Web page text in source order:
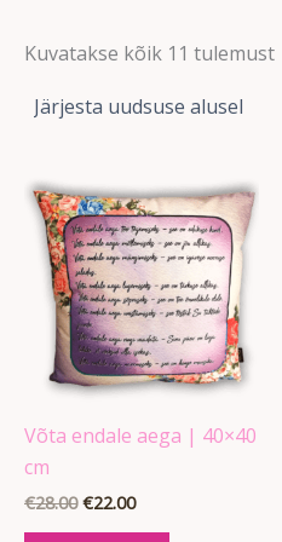
Kuvatakse kõik 11 tulemust
Võta endale aega | 40×40
cm
€28.00
hind
oli:
€28.00.
€22.00
hind
on:
€22.00.